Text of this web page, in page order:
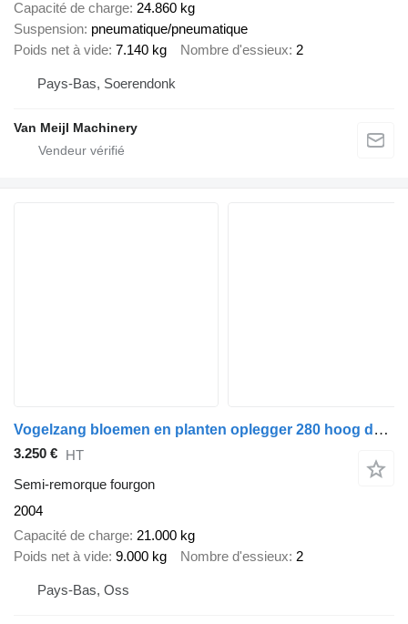
Capacité de charge 24.860 kg
Suspension pneumatique/pneumatique
Poids net à vide 7.140 kg Nombre d'essieux 2
Pays-Bas, Soerendonk
Van Meijl Machinery
Vogelzang bloemen en planten oplegger 280 hoog deuren voor en achter, laad
3.250 € HT
Semi-remorque fourgon
2004
Capacité de charge 21.000 kg
Poids net à vide 9.000 kg Nombre d'essieux 2
Pays-Bas, Oss